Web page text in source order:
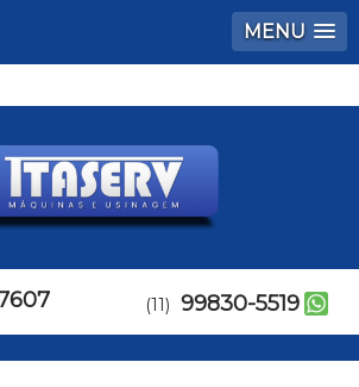
MENU
(11) 99830-5519